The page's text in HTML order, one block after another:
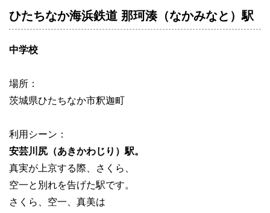
ひたちなか海浜鉄道 那珂湊（なかみなと）駅
中学校
場所：
茨城県ひたちなか市釈迦町
利用シーン：
安芸川尻（あきかわじり）駅。
真実が上京する際、さくら、
空一と別れを告げた駅です。
さくら、空一、真美は